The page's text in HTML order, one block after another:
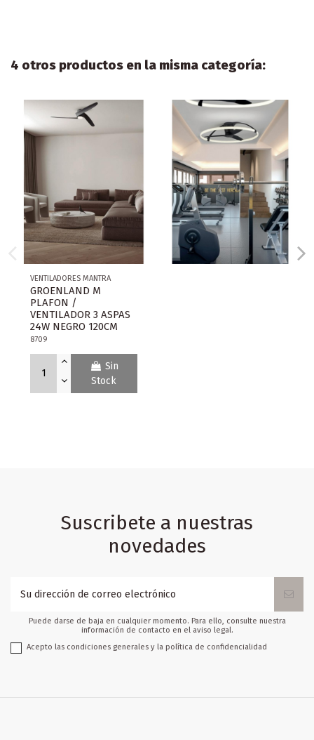
4 otros productos en la misma categoría:
VENTILADORES MANTRA
GROENLAND M
PLAFON /
VENTILADOR 3 ASPAS
24W NEGRO 120CM
8709
Sin
Stock
Suscribete a nuestras
novedades
Puede darse de baja en cualquier momento. Para ello, consulte nuestra
información de contacto en el aviso legal.
Acepto las condiciones generales y la política de confidencialidad